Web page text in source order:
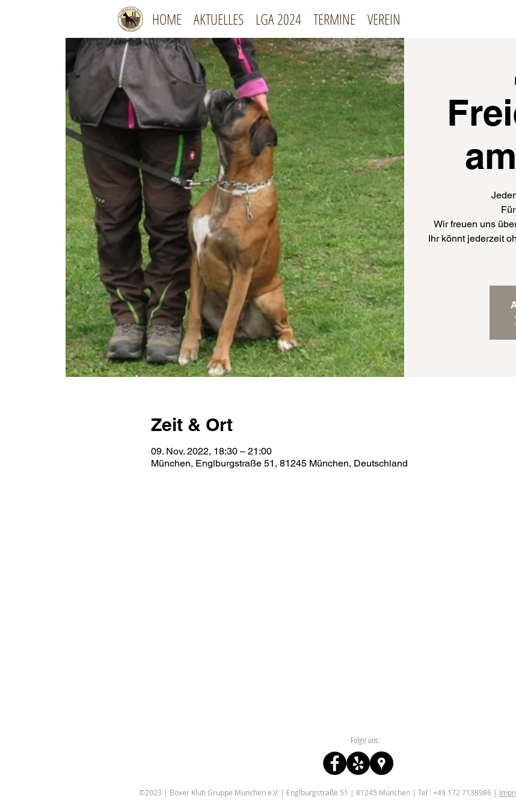
HOME AKTUELLES LGA 2024 TERMINE VEREIN
Wir freuen uns
Ihr könnt jederzeit
Zeit & Ort
09. Nov. 2022, 18:30 – 21:00
München, Englburgstraße 51, 81245 München, Deutschland
Folge uns:
©2023 | Boxer Klub Gruppe München e.V. | Englburgstraße 51 | 81245 München | Tel : +49 172 7138986 |